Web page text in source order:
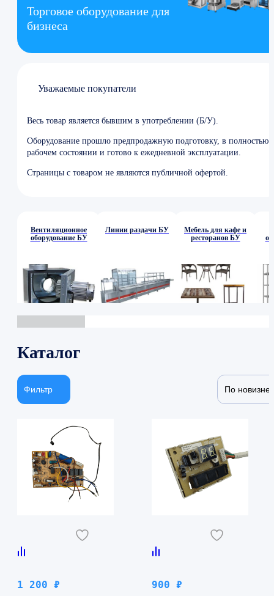
Торговое оборудование для
бизнеса
Уважаемые покупатели
Весь товар является бывшим в употреблении (Б/У).
Оборудование прошло предпродажную подготовку, в полностью
рабочем состоянии и готово к ежедневной эксплуатации.
Страницы с товаром не являются публичной офертой.
Вентиляционное
оборудование БУ
Линии раздачи БУ
Мебель для кафе и
ресторанов БУ
Каталог
Фильтр По новизне
1 200 ₽ 900 ₽